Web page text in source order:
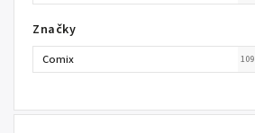
Značky
Comix 109